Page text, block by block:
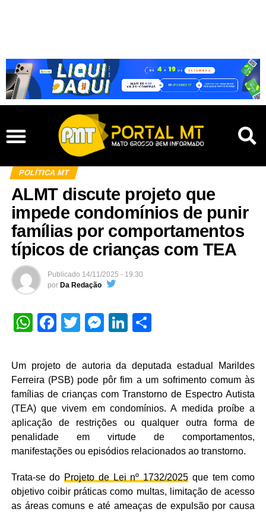
POLÍTICA MT
ALMT discute projeto que
impede condomínios de punir
famílias por comportamentos
típicos de crianças com TEA
Publicado 14/11/2025 - 19:30
por Da Redação
WhatsApp
Facebook
TwitterMessenger
LinkedIn
Um projeto de autoria da deputada estadual Marildes
Ferreira (PSB) pode pôr fim a um sofrimento comum às
famílias de crianças com Transtorno de Espectro Autista
(TEA) que vivem em condomínios. A medida proíbe a
aplicação de restrições ou qualquer outra forma de
penalidade em virtude de comportamentos,
manifestações ou episódios relacionados ao transtorno.
Trata-se doProjeto de Lei nº 1732/2025 que tem como
objetivo coibir práticas como multas, limitação de acesso
as áreas comuns e até ameaças de expulsão por causa